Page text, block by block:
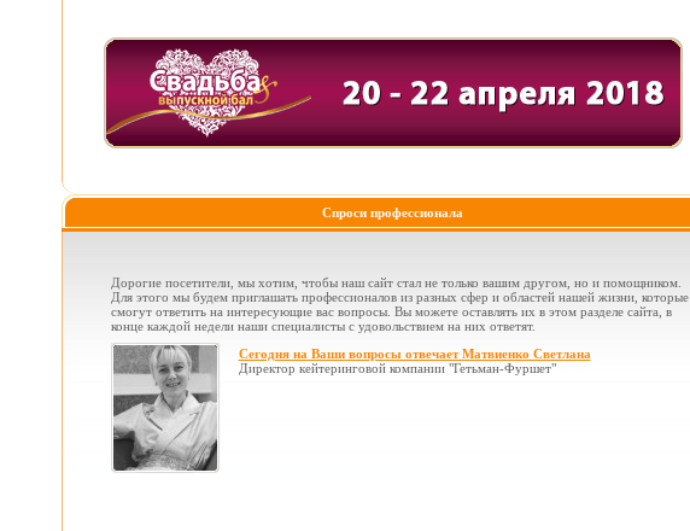
Спроси профессионала
Дорогие посетители, мы хотим, чтобы наш сайт стал не только вашим другом, но и помощником.
Для этого мы будем приглашать профессионалов из разных сфер и областей нашей жизни, которые
смогут ответить на интересующие вас вопросы. Вы можете оставлять их в этом разделе сайта, в
конце каждой недели наши специалисты с удовольствием на них ответят.
Сегодня на Ваши вопросы отвечает Матвиенко Светлана
Директор кейтеринговой компании "Гетьман-Фуршет"